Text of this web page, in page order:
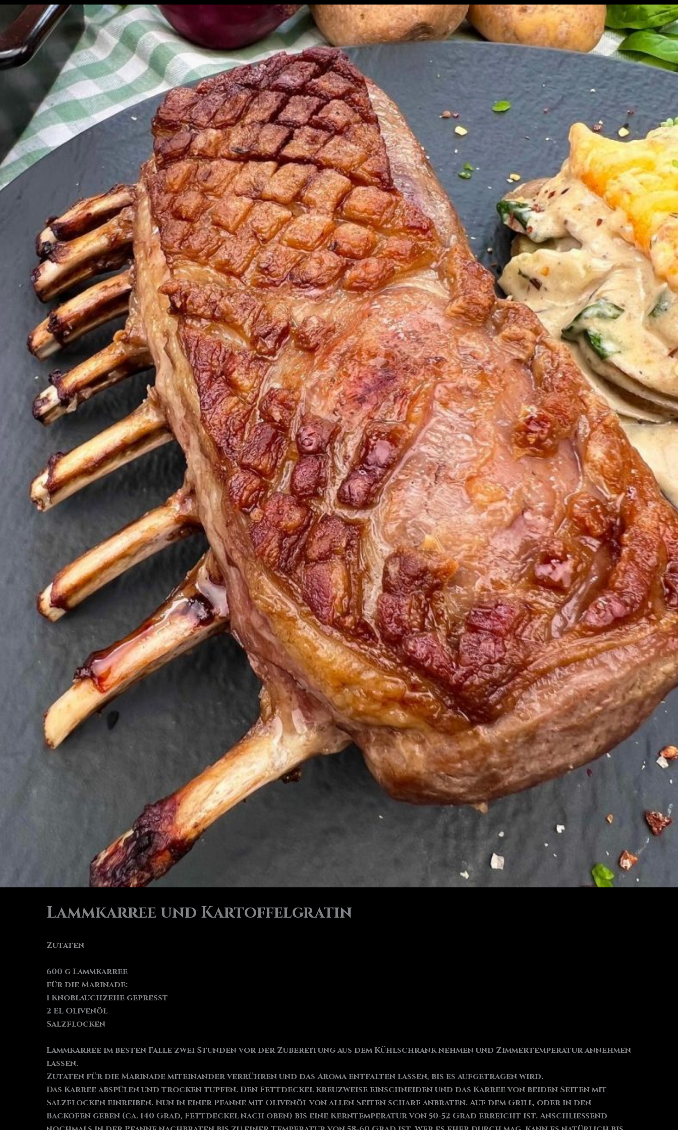
Lammkarree und Kartoffelgratin
Zutaten
600 g Lammkarree
für die Marinade:
1 Knoblauchzehe gepresst
2 EL Olivenöl
Salzflocken
Lammkarree im besten Falle zwei Stunden vor der Zubereitung aus dem Kühlschrank nehmen und Zimmertemperatur annehmen
lassen.
Zutaten für die Marinade miteinander verrühren und das Aroma entfalten lassen, bis es aufgetragen wird.
Das Karree abspülen und trocken tupfen. Den Fettdeckel kreuzweise einschneiden und das Karree von beiden Seiten mit
Salzflocken einreiben. Nun in einer Pfanne mit Olivenöl von allen Seiten scharf anbraten. Auf dem Grill, oder in den
Backofen geben (ca. 140 Grad, Fettdeckel nach oben) bis eine Kerntemperatur von 50-52 Grad erreicht ist. Anschließend